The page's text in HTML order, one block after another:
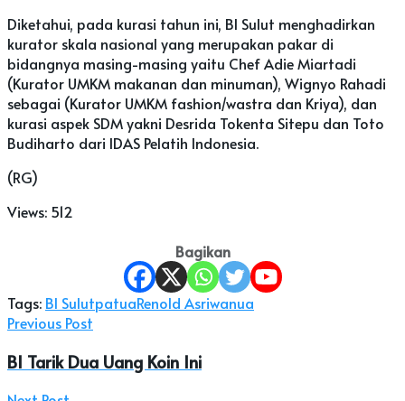
Diketahui, pada kurasi tahun ini, BI Sulut menghadirkan
kurator skala nasional yang merupakan pakar di
bidangnya masing-masing yaitu Chef Adie Miartadi
(Kurator UMKM makanan dan minuman), Wignyo Rahadi
sebagai (Kurator UMKM fashion/wastra dan Kriya), dan
kurasi aspek SDM yakni Desrida Tokenta Sitepu dan Toto
Budiharto dari IDAS Pelatih Indonesia.
(RG)
Views: 512
Bagikan
Tags: BI SulutpatuaRenold Asriwanua
Previous Post
BI Tarik Dua Uang Koin Ini